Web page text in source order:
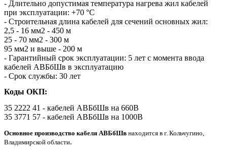
- Длительно допустимая температура нагрева жил кабелей
при эксплуатации: +70 °С
- Строительная длина кабелей для сечений основных жил:
2,5 - 16 мм2 - 450 м
25 - 70 мм2 - 300 м
95 мм2 и выше - 200 м
- Гарантийный срок эксплуатации: 5 лет с момента ввода
кабелей АВБбШв в эксплуатацию
- Срок службы: 30 лет
Коды ОКП:
35 2222 41 - кабелей АВБбШв на 660В
35 3771 57 - кабелей АВБбШв на 1000В
Основное производство кабеля АВБбШв находится в г. Кольчугино,
Владимирской области.